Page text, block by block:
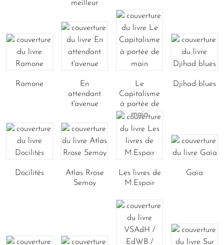
meilleur
Ramone
En
attendant
t'avenue
Le
Capitalisme
à portée de
main
Djihad blues
Docilités
Atlas Rrose
Semoy
Les livres de
M.Espoir
Gaïa